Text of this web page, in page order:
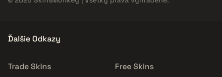
Ďalšie Odkazy
Trade Skins
Free Skins